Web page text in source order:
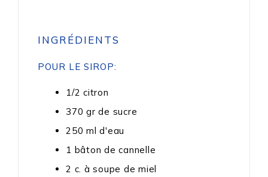
INGRÉDIENTS
POUR LE SIROP:
1/2 citron
370 gr de sucre
250 ml d'eau
1 bâton de cannelle
2 c. à soupe de miel